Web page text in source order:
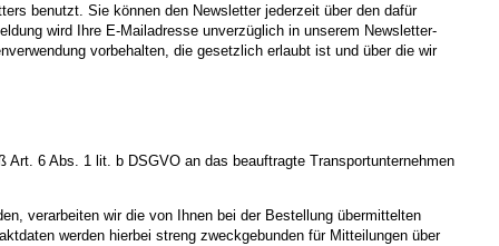
benutzt. Sie können den Newsletter jederzeit über den dafür
wird Ihre E-Mailadresse unverzüglich in unserem Newsletter-
vorbehalten, die gesetzlich erlaubt ist und über die wir
6 Abs. 1 lit. b DSGVO an das beauftragte Transportunternehmen
verarbeiten wir die von Ihnen bei der Bestellung übermittelten
werden hierbei streng zweckgebunden für Mitteilungen über